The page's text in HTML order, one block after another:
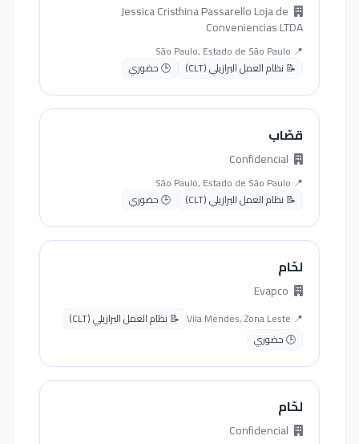
Jessica Cristhina Passarello Loja de
Conveniencias LTDA
📍 São Paulo, Estado de São Paulo
📝 نظام العمل البرازيلي (CLT)
🕒 حضوري
قصّاب
📍 São Paulo, Estado de São Paulo
📝 نظام العمل البرازيلي (CLT)
🕒 حضوري
لحّام
📍 Vila Mendes, Zona Leste
📝 نظام العمل البرازيلي (CLT)
🕒 حضوري
لحّام